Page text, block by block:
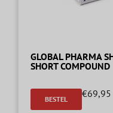
GLOBAL PHARMA
SHORT COMPOUND
BESTEL €69,95